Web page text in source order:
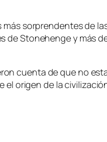
sorprendentes de
de Stonehenge y más
cuenta de que no
el origen de la